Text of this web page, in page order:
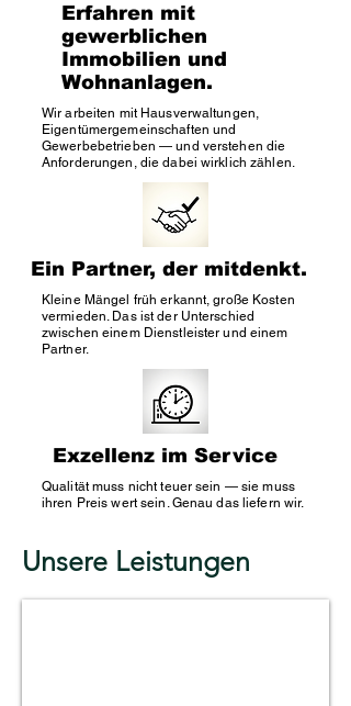
Erfahren mit
gewerblichen
Immobilien und
Wohnanlagen.
Wir arbeiten mit Hausverwaltungen,
Eigentümergemeinschaften und
Gewerbebetrieben — und verstehen die
Anforderungen, die dabei wirklich zählen.
Ein Partner, der mitdenkt.
Kleine Mängel früh erkannt, große Kosten
vermieden. Das ist der Unterschied
zwischen einem Dienstleister und einem
Partner.
Exzellenz im Service
Qualität muss nicht teuer sein — sie muss
ihren Preis wert sein. Genau das liefern wir.
Unsere Leistungen